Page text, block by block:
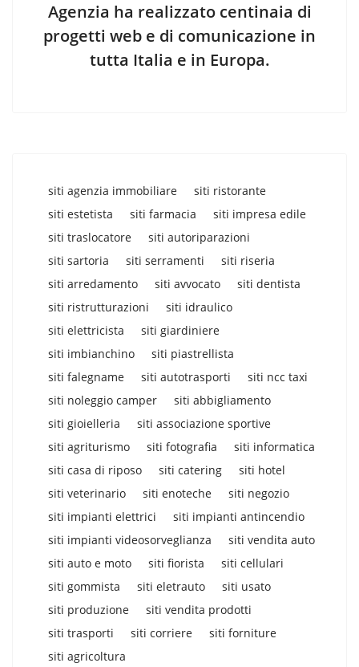
Agenzia ha realizzato centinaia di
progetti web e di comunicazione in
tutta Italia e in Europa.
siti agenzia immobiliare
siti ristorante
siti estetista
siti farmacia
siti impresa edile
siti traslocatore
siti autoriparazioni
siti sartoria
siti serramenti
siti riseria
siti arredamento
siti avvocato
siti dentista
siti ristrutturazioni
siti idraulico
siti elettricista
siti giardiniere
siti imbianchino
siti piastrellista
siti falegname
siti autotrasporti
siti ncc taxi
siti noleggio camper
siti abbigliamento
siti gioielleria
siti associazione sportive
siti agriturismo
siti fotografia
siti informatica
siti casa di riposo
siti catering
siti hotel
siti veterinario
siti enoteche
siti negozio
siti impianti elettrici
siti impianti antincendio
siti impianti videosorveglianza
siti vendita auto
siti auto e moto
siti fiorista
siti cellulari
siti gommista
siti eletrauto
siti usato
siti produzione
siti vendita prodotti
siti trasporti
siti corriere
siti forniture
siti agricoltura